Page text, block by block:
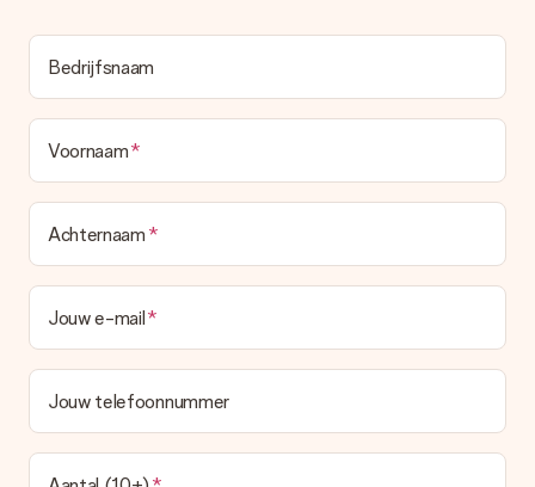
Bedrijfsnaam
Voornaam
Achternaam
Jouw e-mail
Jouw telefoonnummer